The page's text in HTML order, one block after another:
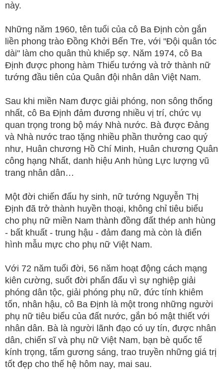
này.
Những năm 1960, tên tuổi của cô Ba Định còn gắn
liền phong trào Đồng Khởi Bến Tre, với "Đội quân tóc
dài" làm cho quân thù khiếp sợ. Năm 1974, cô Ba
Định được phong hàm Thiếu tướng và trở thành nữ
tướng đầu tiên của Quân đội nhân dân Việt Nam.
Sau khi miền Nam được giải phóng, non sông thống
nhất, cô Ba Định đảm đương nhiều vị trí, chức vụ
quan trọng trong bộ máy Nhà nước. Bà được Đảng
và Nhà nước trao tặng nhiều phần thưởng cao quý
như, Huân chương Hồ Chí Minh, Huân chương Quân
công hạng Nhất, danh hiệu Anh hùng Lực lượng vũ
trang nhân dân…
Một đời chiến đấu hy sinh, nữ tướng Nguyễn Thị
Định đã trở thành huyền thoại, không chỉ tiêu biểu
cho phụ nữ miền Nam thành đồng đất thép anh hùng
- bất khuất - trung hậu - đảm đang mà còn là điển
hình mẫu mực cho phụ nữ Việt Nam.
Với 72 năm tuổi đời, 56 năm hoạt động cách mạng
kiên cường, suốt đời phấn đấu vì sự nghiệp giải
phóng dân tộc, giải phóng phụ nữ, đức tính khiêm
tốn, nhân hậu, cô Ba Định là một trong những người
phụ nữ tiêu biểu của đất nước, gắn bó mật thiết với
nhân dân. Bà là người lãnh đạo có uy tín, được nhân
dân, chiến sĩ và phụ nữ Việt Nam, bạn bè quốc tế
kính trọng, tấm gương sáng, trao truyền những giá trị
tốt đẹp cho thế hệ hôm nay, mai sau.